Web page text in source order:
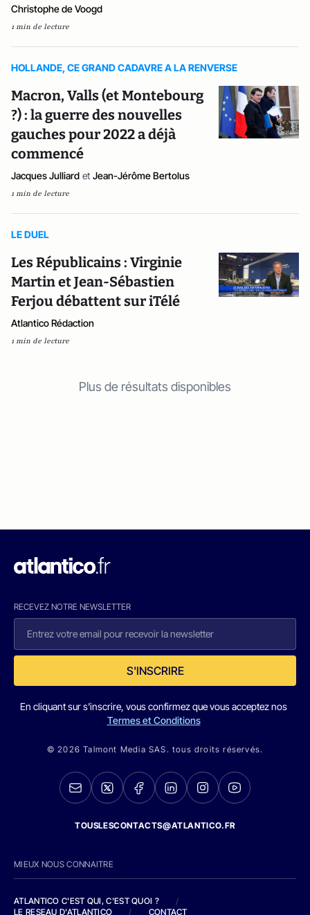
Christophe de Voogd
1 min de lecture
HOLLANDE, CE GRAND CADAVRE A LA RENVERSE
Macron, Valls (et Montebourg
?) : la guerre des nouvelles
gauches pour 2022 a déjà
commencé
Jacques Julliard et Jean-Jérôme Bertolus
1 min de lecture
LE DUEL
Les Républicains : Virginie
Martin et Jean-Sébastien
Ferjou débattent sur iTélé
Atlantico Rédaction
1 min de lecture
Plus de résultats disponibles
RECEVEZ NOTRE NEWSLETTER
S'INSCRIRE
En cliquant sur s'inscrire, vous confirmez que vous acceptez nos
Termes et Conditions
© 2026 Talmont Media SAS. tous droits réservés.
TOUSLESCONTACTS@ATLANTICO.FR
MIEUX NOUS CONNAITRE
ATLANTICO C'EST QUI, C'EST QUOI ?
/
LE RESEAU D'ATLANTICO
/ CONTACT